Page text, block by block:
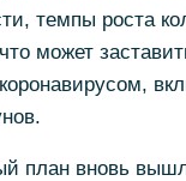
темпы роста
может
план вновь